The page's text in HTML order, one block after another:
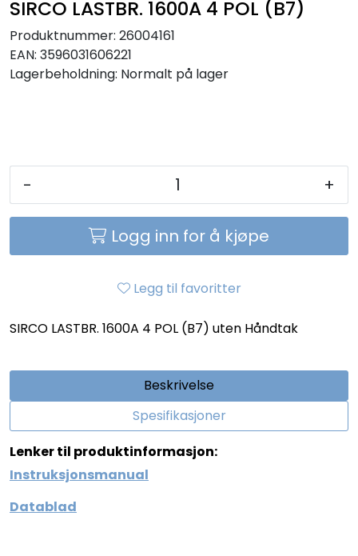
SIRCO LASTBR. 1600A 4 POL (B7)
Produktnummer: 26004161
EAN: 3596031606221
Lagerbeholdning: Normalt på lager
- +
Logg inn for å kjøpe
Legg til favoritter
SIRCO LASTBR. 1600A 4 POL (B7) uten Håndtak
Beskrivelse
Spesifikasjoner
Lenker til produktinformasjon:
Instruksjonsmanual
Datablad
Sikringer
Leverandører